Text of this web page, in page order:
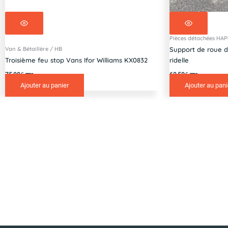
Van & Bétaillère / HB
Troisième feu stop Vans Ifor Williams KX0832
75,00€ TTC
Ajouter au panier
Pièces détachées
Support de roue
ridelle
62,50€ TTC
Ajouter au